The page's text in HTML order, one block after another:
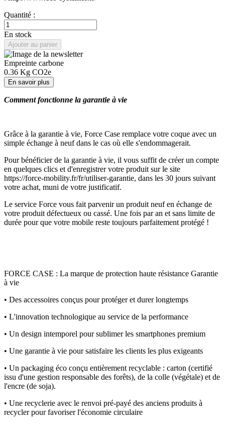
Quantité :
En stock
Ajouter au panier
Empreinte carbone
0.36 Kg CO2e
En savoir plus
Comment fonctionne la garantie à vie
Grâce à la garantie à vie, Force Case remplace votre coque avec un
simple échange à neuf dans le cas où elle s'endommagerait.
Pour bénéficier de la garantie à vie, il vous suffit de créer un compte
en quelques clics et d'enregistrer votre produit sur le site
https://force-mobility.fr/fr/utiliser-garantie, dans les 30 jours suivant
votre achat, muni de votre justificatif.
Le service Force vous fait parvenir un produit neuf en échange de
votre produit défectueux ou cassé. Une fois par an et sans limite de
durée pour que votre mobile reste toujours parfaitement protégé !
FORCE CASE : La marque de protection haute résistance Garantie
à vie
• Des accessoires conçus pour protéger et durer longtemps
• L'innovation technologique au service de la performance
• Un design intemporel pour sublimer les smartphones premium
• Une garantie à vie pour satisfaire les clients les plus exigeants
• Un packaging éco conçu entièrement recyclable : carton (certifié
issu d'une gestion responsable des forêts), de la colle (végétale) et de
l'encre (de soja).
• Une recyclerie avec le renvoi pré-payé des anciens produits à
recycler pour favoriser l'économie circulaire